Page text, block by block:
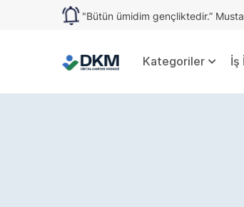
"Bütün ümidim gençliktedir.”
Kategoriler İş